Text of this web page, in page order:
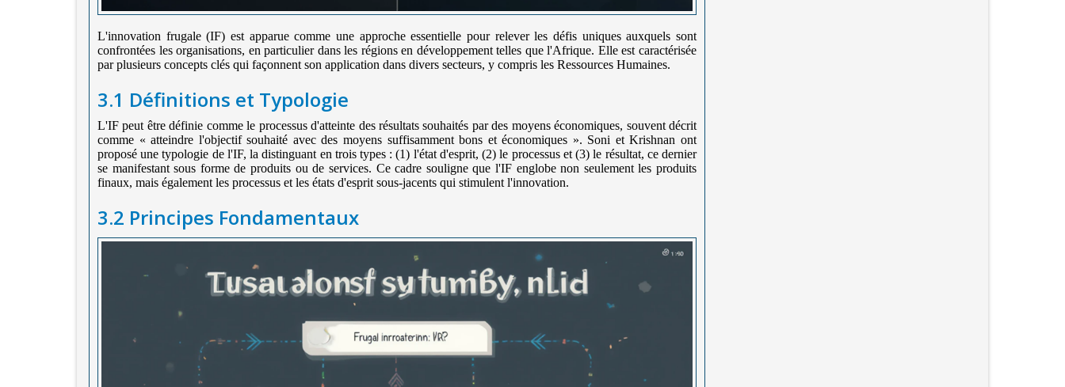
L'innovation frugale (IF) est apparue comme une approche essentielle pour relever les défis uniques auxquels sont
confrontées les organisations, en particulier dans les régions en développement telles que l'Afrique. Elle est caractérisée
par plusieurs concepts clés qui façonnent son application dans divers secteurs, y compris les Ressources Humaines.
3.1 Définitions et Typologie
L'IF peut être définie comme le processus d'atteinte des résultats souhaités par des moyens économiques, souvent décrit
comme « atteindre l'objectif souhaité avec des moyens suffisamment bons et économiques ». Soni et Krishnan ont
proposé une typologie de l'IF, la distinguant en trois types : (1) l'état d'esprit, (2) le processus et (3) le résultat, ce dernier
se manifestant sous forme de produits ou de services. Ce cadre souligne que l'IF englobe non seulement les produits
finaux, mais également les processus et les états d'esprit sous-jacents qui stimulent l'innovation.
3.2 Principes Fondamentaux